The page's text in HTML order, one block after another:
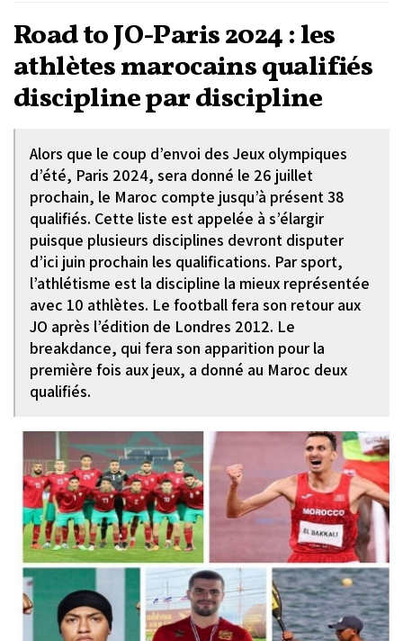
Road to JO-Paris 2024 : les
athlètes marocains qualifiés
discipline par discipline
Alors que le coup d’envoi des Jeux olympiques
d’été, Paris 2024, sera donné le 26 juillet
prochain, le Maroc compte jusqu’à présent 38
qualifiés. Cette liste est appelée à s’élargir
puisque plusieurs disciplines devront disputer
d’ici juin prochain les qualifications. Par sport,
l’athlétisme est la discipline la mieux représentée
avec 10 athlètes. Le football fera son retour aux
JO après l’édition de Londres 2012. Le
breakdance, qui fera son apparition pour la
première fois aux jeux, a donné au Maroc deux
qualifiés.